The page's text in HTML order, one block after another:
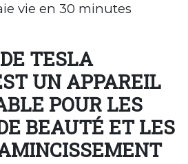
vie en 30 minutes
TESLA
UN APPAREIL
POUR LES
BEAUTÉ ET LES